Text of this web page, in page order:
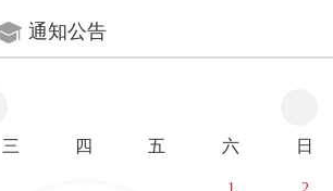
通知公告
三 四 五 六 日